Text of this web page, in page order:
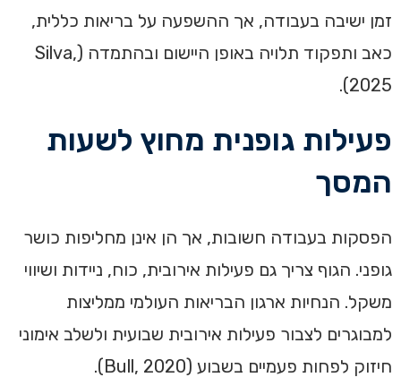
זמן ישיבה בעבודה, אך ההשפעה על בריאות כללית,
כאב ותפקוד תלויה באופן היישום ובהתמדה (Silva,
2025).
פעילות גופנית מחוץ לשעות
המסך
הפסקות בעבודה חשובות, אך הן אינן מחליפות כושר
גופני. הגוף צריך גם פעילות אירובית, כוח, ניידות ושיווי
משקל. הנחיות ארגון הבריאות העולמי ממליצות
למבוגרים לצבור פעילות אירובית שבועית ולשלב אימוני
חיזוק לפחות פעמיים בשבוע (Bull, 2020).